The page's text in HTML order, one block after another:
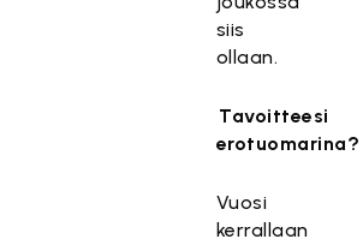
siis
ollaan.
Tavoitteesi
erotuomarina?
Vuosi
kerrallaan